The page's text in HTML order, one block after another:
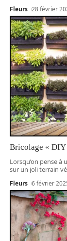
Fleurs 28 février
Bricolage «
Lorsqu’on pense à
sur un joli terrain
Fleurs 6 février